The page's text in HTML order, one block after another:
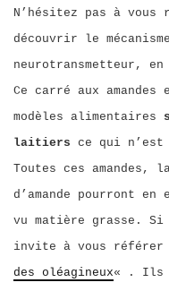
N’hésitez pas à
découvrir le
neurotransmetteur,
Ce carré aux
modèles alimentaires
laitiers ce qui n’est
Toutes ces amandes,
d’amande pourront
vu matière grasse.
invite à vous
des oléagineux« . Ils